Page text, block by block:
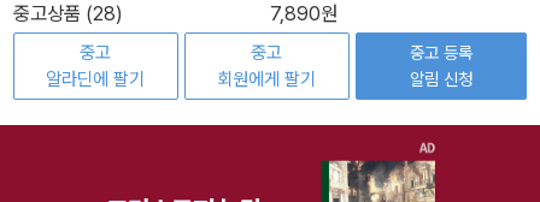
중고상품 (28) 7,890원
중고
알라딘에 팔기
중고
회원에게 팔기
중고 등록
알림 신청